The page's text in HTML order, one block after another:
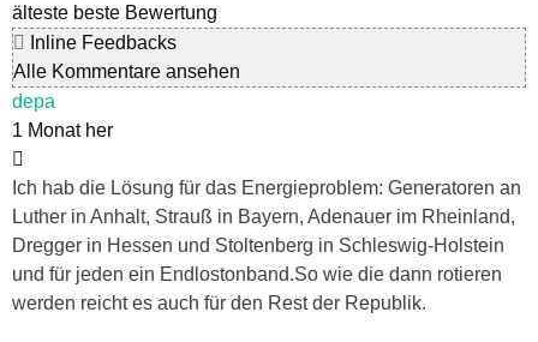
älteste beste Bewertung
Inline Feedbacks
Alle Kommentare ansehen
depa
1 Monat her
Ich hab die Lösung für das Energieproblem: Generatoren an
Luther in Anhalt, Strauß in Bayern, Adenauer im Rheinland,
Dregger in Hessen und Stoltenberg in Schleswig-Holstein
und für jeden ein Endlostonband.So wie die dann rotieren
werden reicht es auch für den Rest der Republik.